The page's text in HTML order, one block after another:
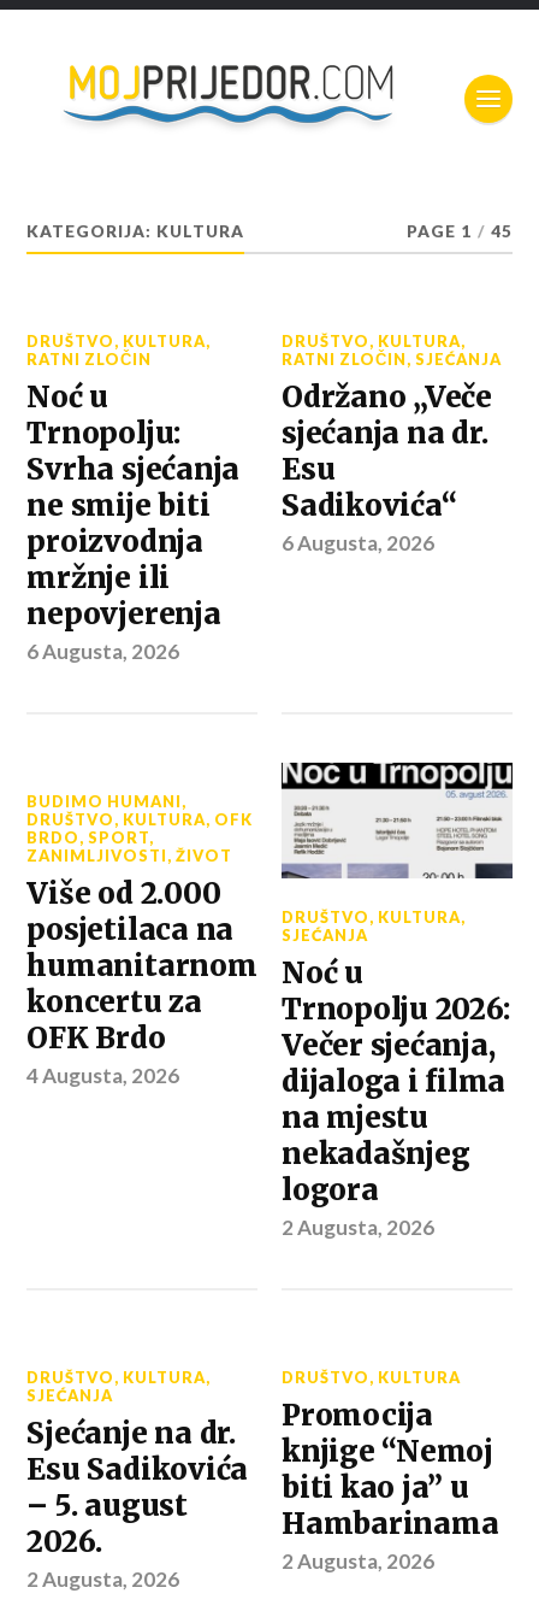
KATEGORIJA: KULTURA PAGE 1 / 45
DRUŠTVO, KULTURA,
RATNI ZLOČIN
Noć u
Trnopolju:
Svrha sjećanja
ne smije biti
proizvodnja
mržnje ili
nepovjerenja
6 Augusta, 2026
DRUŠTVO, KULTURA,
RATNI ZLOČIN,SJEĆANJA
Održano „Veče
sjećanja na dr.
Esu
Sadikovića“
6 Augusta, 2026
BUDIMO HUMANI,
DRUŠTVO, KULTURA, OFK
BRDO,SPORT,
ZANIMLJIVOSTI,ŽIVOT
Više od 2.000
posjetilaca na
humanitarnom
koncertu za
OFK Brdo
4 Augusta, 2026
DRUŠTVO, KULTURA,
SJEĆANJA
Noć u
Trnopolju 2026:
Večer sjećanja,
dijaloga i filma
na mjestu
nekadašnjeg
logora
2 Augusta, 2026
DRUŠTVO, KULTURA,
SJEĆANJA
Sjećanje na dr.
Esu Sadikovića
– 5. august
2026.
2 Augusta, 2026
DRUŠTVO, KULTURA
Promocija
knjige “Nemoj
biti kao ja” u
Hambarinama
2 Augusta, 2026